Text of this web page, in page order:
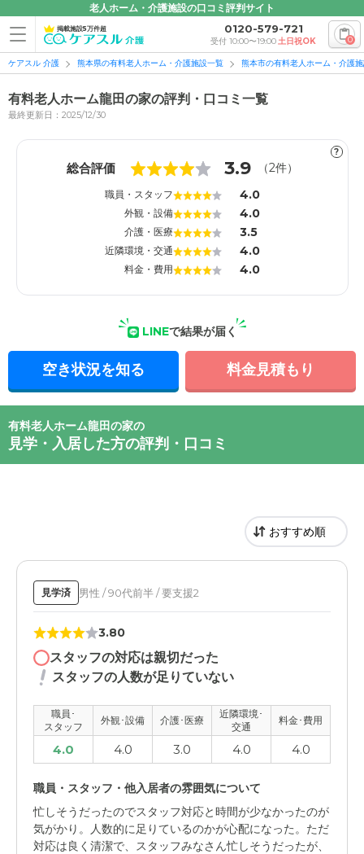
老人ホーム・介護施設の口コミ評判サイト
掲載施設5万件超 0120-579-721
受付 10:00〜19:00土日祝OK 0
ケアスル 介護 熊本県の有料老人ホーム・介護施設一覧 熊本市の有料老人ホーム・介護
有料老人ホーム龍田の家の評判・口コミ一覧
最終更新日：2025/12/30
?
総合評価 3.9 （2件）
職員・スタッフ 4.0
外観・設備 4.0
介護・医療 3.5
近隣環境・交通 4.0
料金・費用 4.0
LINEで結果が届く
空き状況を知る 料金見積もり
有料老人ホーム龍田の家の
見学・入居した方の評判・口コミ
見学済 男性 / 90代前半 / 要支援2
3.80
スタッフの対応は親切だった
スタッフの人数が足りていない
職員･
スタッフ
外観･設備 介護･医療
近隣環境･
交通
料金･費用
4.0 4.0 3.0 4.0 4.0
職員・スタッフ・他入居者の雰囲気について
忙しそうだったのでスタッフ対応と時間が少なかったのが
気がかり。人数的に足りているのかが心配になった。ただ
対応は良く清潔で、スタッフみなさん忙しそうだったが、